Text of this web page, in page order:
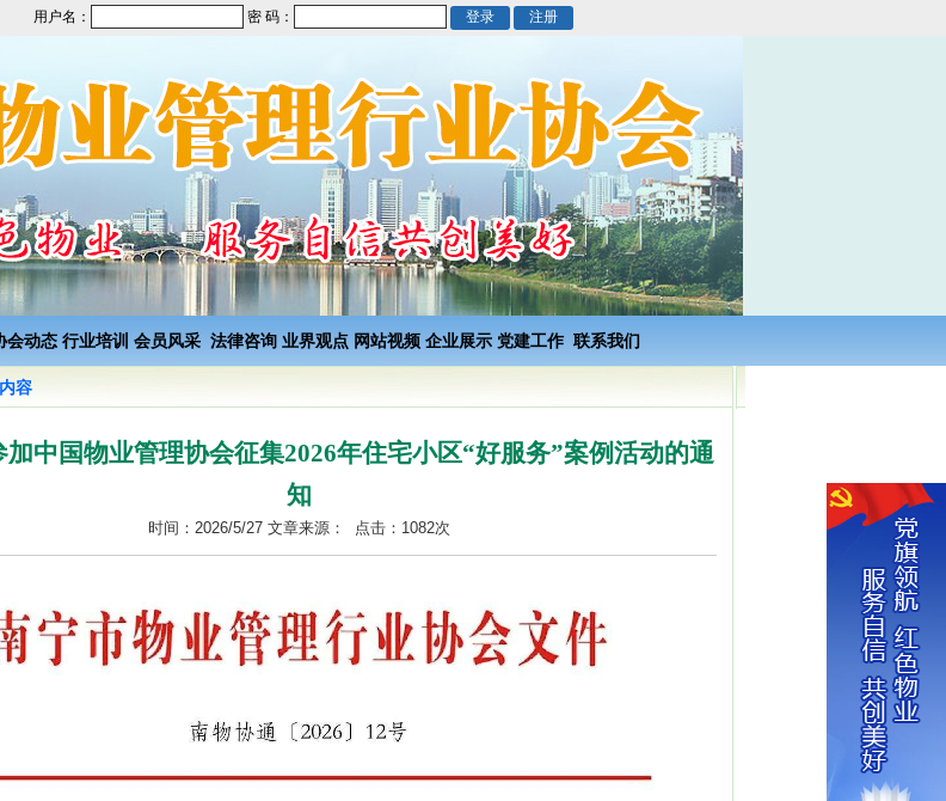
用户名： 密 码：
会动态 行业培训 会员风采 法律咨询 业界观点 网站视频 企业展示 党建工作 联系我们
容
加中国物业管理协会征集2026年住宅小区“好服务”案例活动的通
知
时间：2026/5/27 文章来源： 点击：1082次